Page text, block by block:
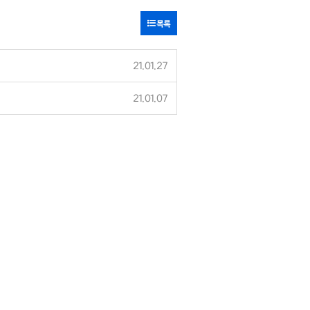
목록
21.01.27
21.01.07